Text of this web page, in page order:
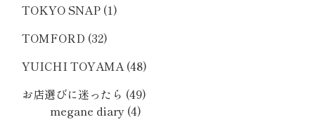
TOKYO SNAP (1)
TOMFORD (32)
YUICHI TOYAMA (48)
お店選びに迷ったら (49)
megane diary (4)